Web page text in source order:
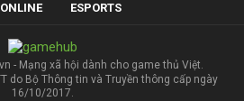
ESPORTS
- Mạng xã hội dành cho game thủ Việt.
do Bộ Thông tin và Truyền thông cấp ngày
16/10/2017.